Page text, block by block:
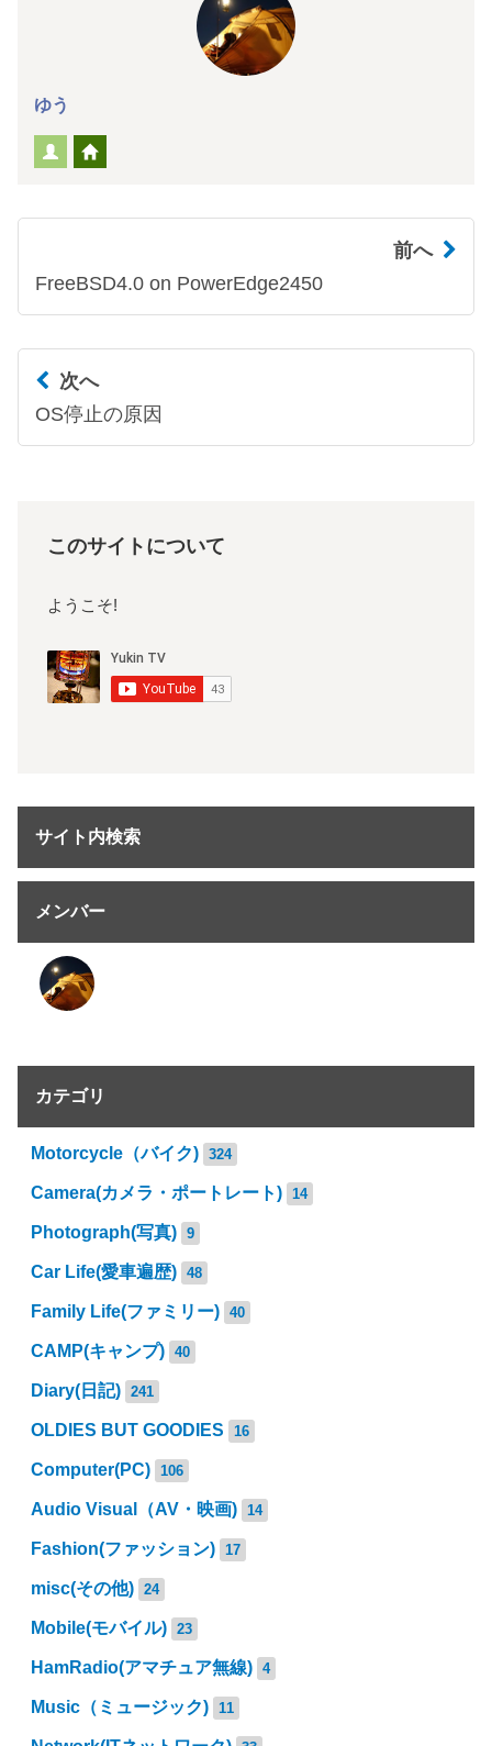
ゆう
前へ
FreeBSD4.0 on PowerEdge2450
次へ
OS停止の原因
このサイトについて
ようこそ!
サイト内検索
メンバー
カテゴリ
Motorcycle（バイク) 324
Camera(カメラ・ポートレート) 14
Photograph(写真) 9
Car Life(愛車遍歴) 48
Family Life(ファミリー) 40
CAMP(キャンプ) 40
Diary(日記) 241
OLDIES BUT GOODIES 16
Computer(PC) 106
Audio Visual（AV・映画) 14
Fashion(ファッション) 17
misc(その他) 24
Mobile(モバイル) 23
HamRadio(アマチュア無線) 4
Music（ミュージック) 11